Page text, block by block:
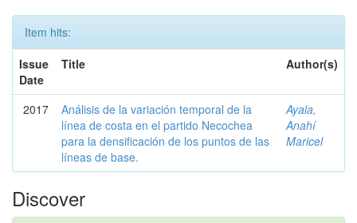
Item hits:
Issue
Date
Title Author(s)
2017
Análisis de la variación temporal de la
línea de costa en el partido Necochea
para la densificación de los puntos de las
líneas de base.
Ayala,
Anahí
Maricel
Discover